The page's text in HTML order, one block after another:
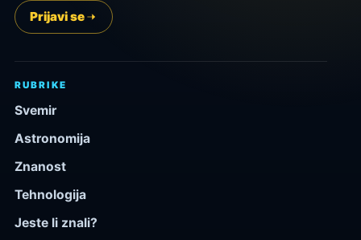
Prijavi se
RUBRIKE
Svemir
Astronomija
Znanost
Tehnologija
Jeste li znali?